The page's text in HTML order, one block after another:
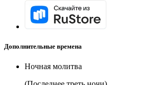
Дополнительные времена
Ночная молитва